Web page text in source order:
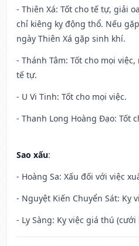
- Thiên Xá: Tốt cho tế tự, giải
chỉ kiêng kỵ động thổ. Nếu
ngày Thiên Xá gặp sinh khí.
- Thánh Tâm: Tốt cho mọi
tế tự.
- U Vi Tinh: Tốt cho mọi việc.
- Thanh Long Hoàng Đạo: Tốt
Sao xấu:
- Hoàng Sa: Xấu đối với việc
- Nguyệt Kiến Chuyển Sát: Kỵ
- Ly Sàng: Kỵ việc giá thú (cưới